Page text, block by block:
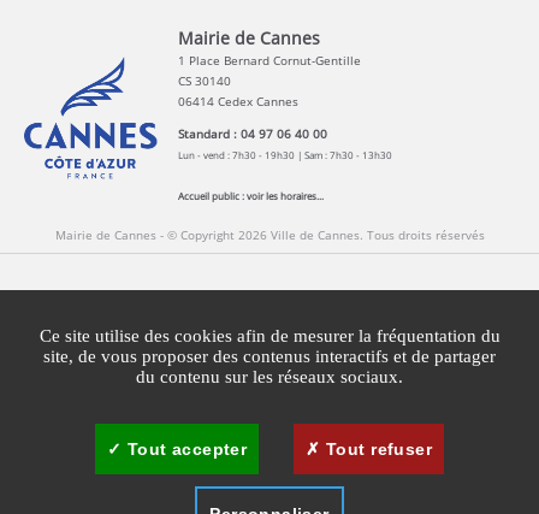
Mairie de Cannes
1 Place Bernard Cornut-Gentille
CS 30140
06414 Cedex Cannes
Standard : 04 97 06 40 00
Lun - vend : 7h30 - 19h30 | Sam : 7h30 - 13h30
Accueil public :voir les horaires...
Mairie de Cannes - © Copyright 2026 Ville de Cannes. Tous droits réservés
Mentions légales Agglomération Cannes Lérins
Plan du site Gestion des cookies
Ce site utilise des cookies afin de mesurer la fréquentation du
site, de vous proposer des contenus interactifs et de partager
du contenu sur les réseaux sociaux.
Tout accepter Tout refuser